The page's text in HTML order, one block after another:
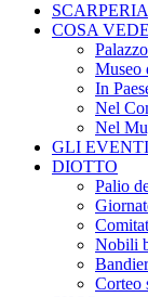
SCARPERIA
COSA
Museo
In
Nel
Nel
GLI EVENTI
DIOTTO
Palio
Nobili
Corteo